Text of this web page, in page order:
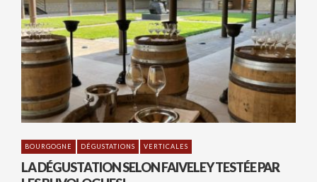
BOURGOGNE DÉGUSTATIONS VERTICALES
LA DÉGUSTATION SELON FAIVELEY TESTÉE PAR